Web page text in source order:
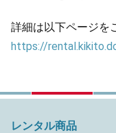
詳細は以下ページを
https://
レンタル商品